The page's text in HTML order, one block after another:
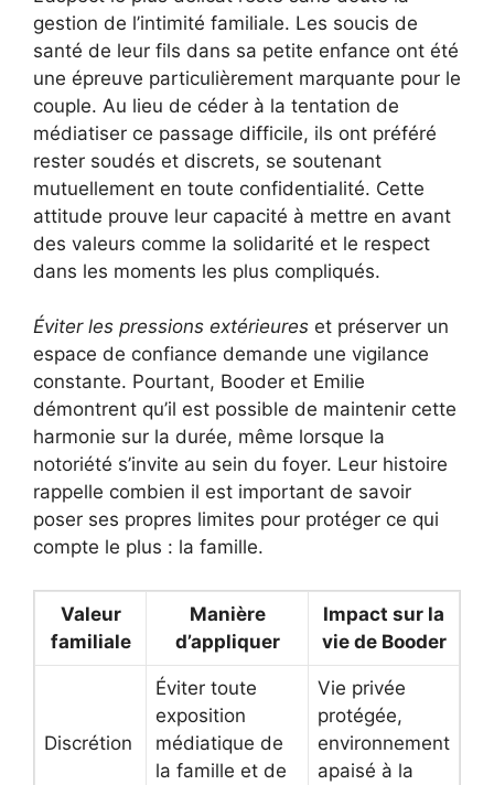
gestion de l’intimité familiale. Les soucis de
santé de leur fils dans sa petite enfance ont été
une épreuve particulièrement marquante pour le
couple. Au lieu de céder à la tentation de
médiatiser ce passage difficile, ils ont préféré
rester soudés et discrets, se soutenant
mutuellement en toute confidentialité. Cette
attitude prouve leur capacité à mettre en avant
des valeurs comme la solidarité et le respect
dans les moments les plus compliqués.
Éviter les pressions extérieures et préserver un
espace de confiance demande une vigilance
constante. Pourtant, Booder et Emilie
démontrent qu’il est possible de maintenir cette
harmonie sur la durée, même lorsque la
notoriété s’invite au sein du foyer. Leur histoire
rappelle combien il est important de savoir
poser ses propres limites pour protéger ce qui
compte le plus : la famille.
Valeur
familiale
Manière
d’appliquer
Impact sur la
vie de Booder
Discrétion
Éviter toute
exposition
médiatique de
la famille et de
Vie privée
protégée,
environnement
apaisé à la